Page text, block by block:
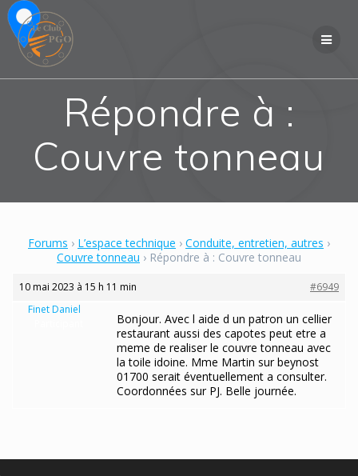
Répondre à :
Couvre tonneau
Forums › L’espace technique › Conduite, entretien, autres ›
Couvre tonneau › Répondre à : Couvre tonneau
10 mai 2023 à 15 h 11 min
#6949
Finet Daniel
Bonjour. Avec l aide d un patron un cellier
restaurant aussi des capotes peut etre a
meme de realiser le couvre tonneau avec
la toile idoine. Mme Martin sur beynost
01700 serait éventuellement a consulter.
Coordonnées sur PJ. Belle journée.